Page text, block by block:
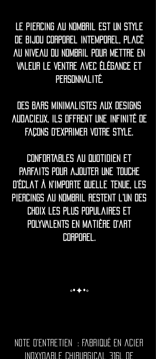
Le piercing au nombril est un style
de bijou corporel intemporel, placé
au niveau du nombril pour mettre en
valeur le ventre avec élégance et
personnalité.
Des bars minimalistes aux designs
audacieux, ils offrent une infinité de
façons d'exprimer votre style.
Confortables au quotidien et
parfaits pour ajouter une touche
d'éclat à n'importe quelle tenue, les
piercings au nombril restent l'un des
choix les plus populaires et
polyvalents en matière d'art
corporel.
◦•✦•◦
Note d'entretien : Fabriqué en acier
inoxydable chirurgical 316L de